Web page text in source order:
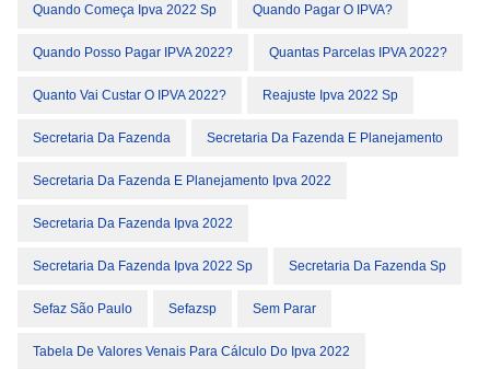
Quando Começa Ipva 2022 Sp Quando Pagar O IPVA?
Quando Posso Pagar IPVA 2022? Quantas Parcelas IPVA 2022?
Quanto Vai Custar O IPVA 2022? Reajuste Ipva 2022 Sp
Secretaria Da Fazenda Secretaria Da Fazenda E Planejamento
Secretaria Da Fazenda E Planejamento Ipva 2022
Secretaria Da Fazenda Ipva 2022
Secretaria Da Fazenda Ipva 2022 Sp Secretaria Da Fazenda Sp
Sefaz São Paulo Sefazsp Sem Parar
Tabela De Valores Venais Para Cálculo Do Ipva 2022